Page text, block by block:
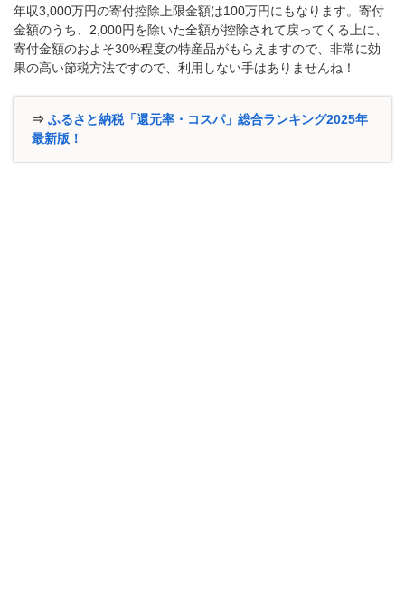
年収3,000万円の寄付控除上限金額は100万円にもなります。寄付
金額のうち、2,000円を除いた全額が控除されて戻ってくる上に、
寄付金額のおよそ30%程度の特産品がもらえますので、非常に効
果の高い節税方法ですので、利用しない手はありませんね！
⇒ ふるさと納税「還元率・コスパ」総合ランキング2025年
最新版！